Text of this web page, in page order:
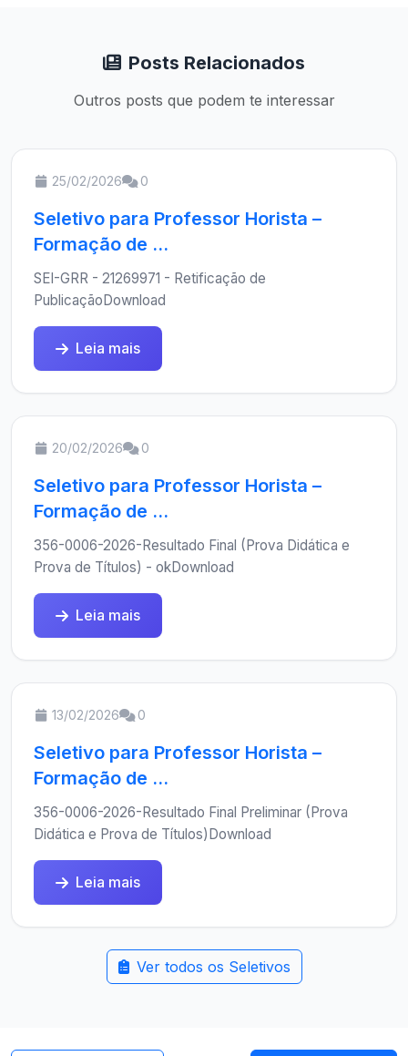
Posts Relacionados
Outros posts que podem te interessar
25/02/2026 0
Seletivo para Professor Horista –
Formação de ...
SEI-GRR - 21269971 - Retificação de
PublicaçãoDownload
Leia mais
20/02/2026 0
Seletivo para Professor Horista –
Formação de ...
356-0006-2026-Resultado Final (Prova Didática e
Prova de Títulos) - okDownload
Leia mais
13/02/2026 0
Seletivo para Professor Horista –
Formação de ...
356-0006-2026-Resultado Final Preliminar (Prova
Didática e Prova de Títulos)Download
Leia mais
Ver todos os Seletivos